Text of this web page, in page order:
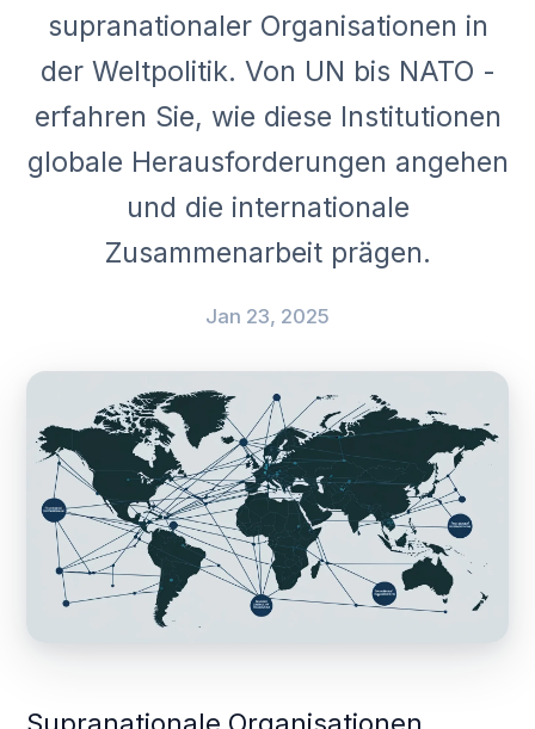
supranationaler Organisationen in
der Weltpolitik. Von UN bis NATO -
erfahren Sie, wie diese Institutionen
globale Herausforderungen angehen
und die internationale
Zusammenarbeit prägen.
Jan 23, 2025